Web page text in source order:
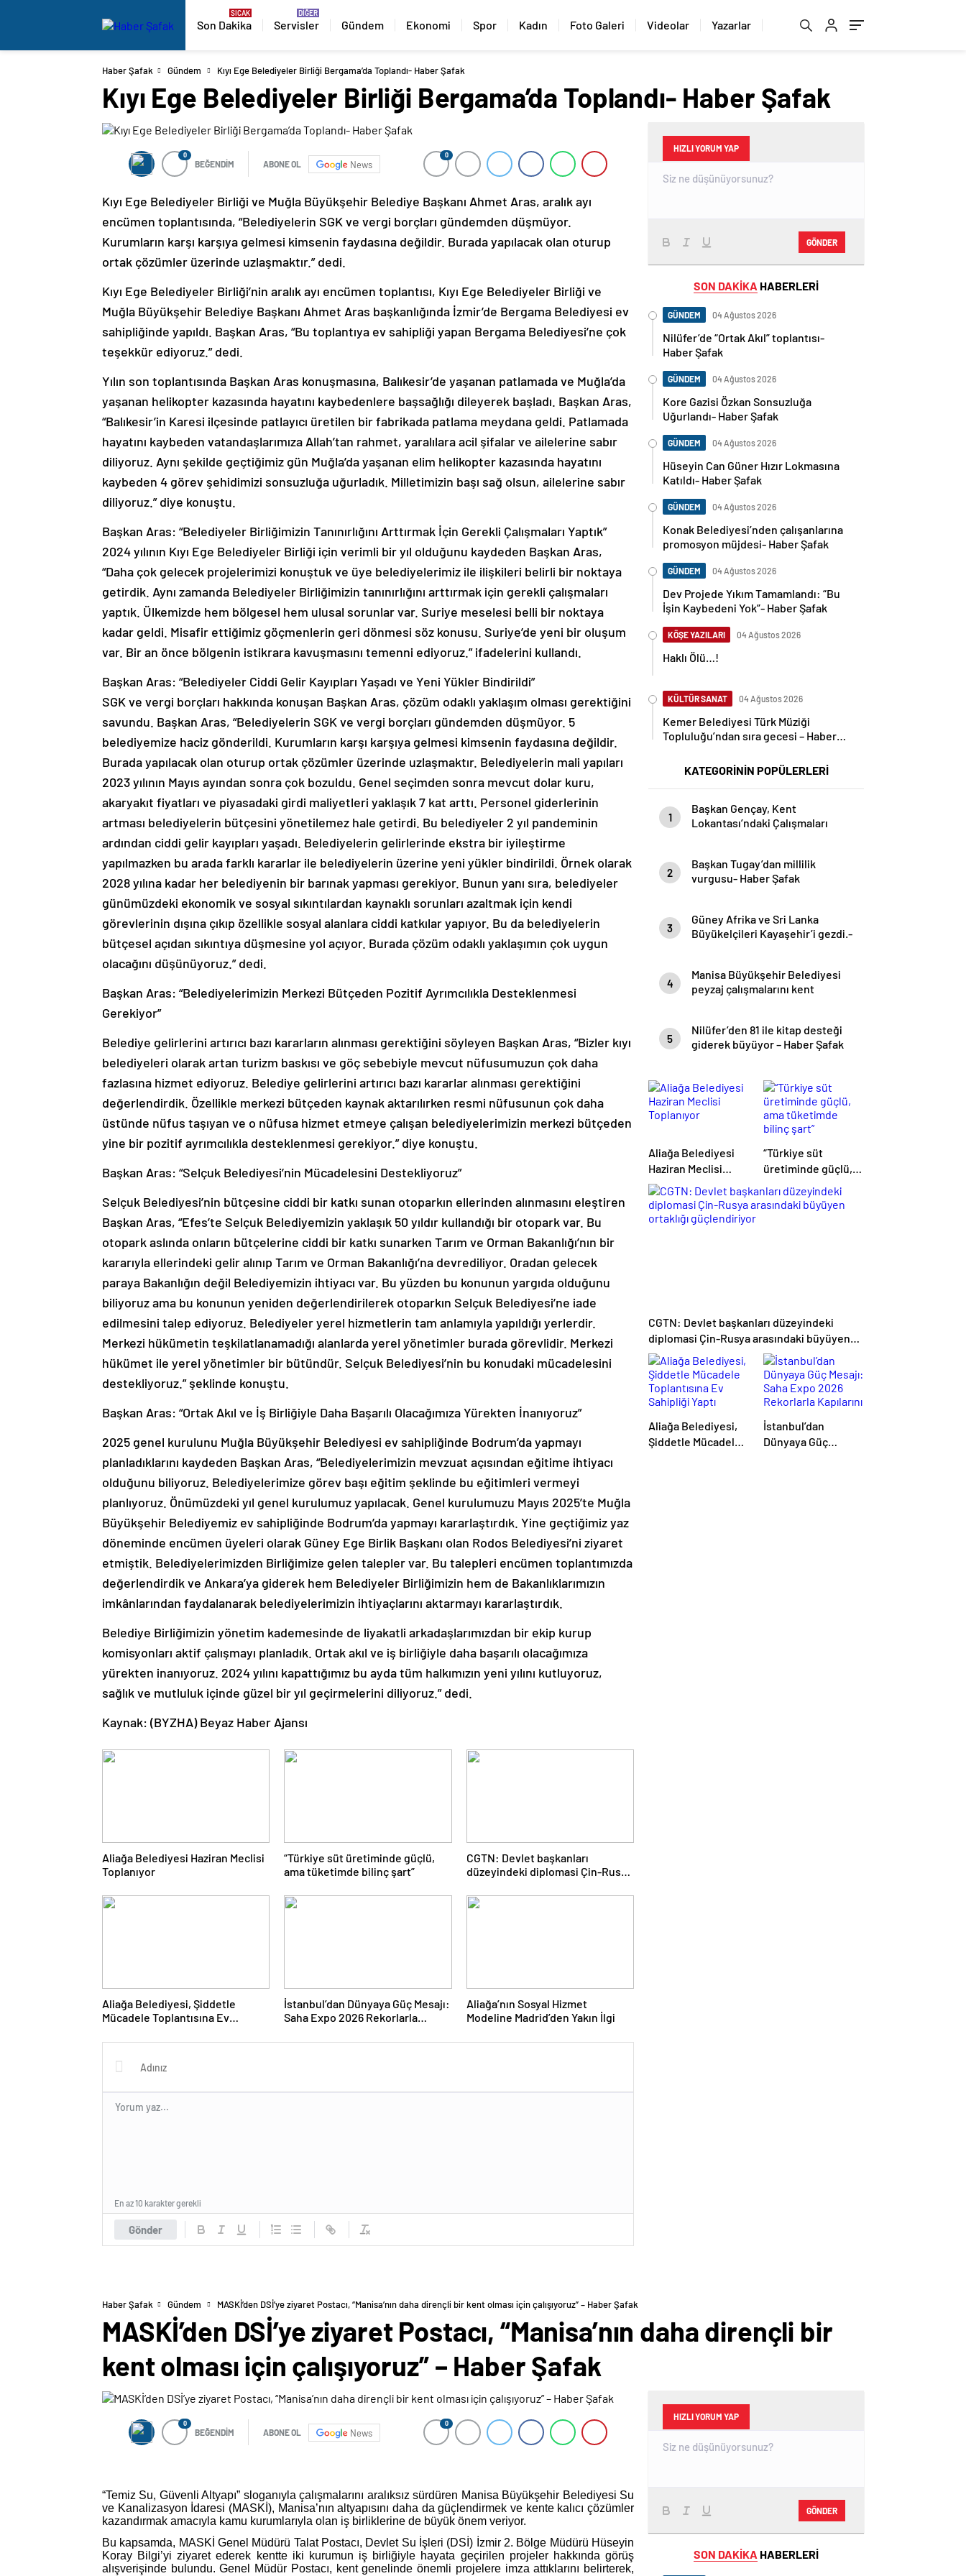
Son Dakika Servisler Gündem Ekonomi Spor Kadın Foto Galeri Videolar Yazarlar
Haber Şafak Gündem Kıyı Ege Belediyeler Birliği Bergama’da Toplandı- Haber Şafak
Kıyı Ege Belediyeler Birliği Bergama’da Toplandı- Haber Şafak
0
BEĞENDİM ABONE OL News
0
Kıyı Ege Belediyeler Birliği ve Muğla Büyükşehir Belediye Başkanı Ahmet Aras, aralık ayı
encümen toplantısında, “Belediyelerin SGK ve vergi borçları gündemden düşmüyor.
Kurumların karşı karşıya gelmesi kimsenin faydasına değildir. Burada yapılacak olan oturup
ortak çözümler üzerinde uzlaşmaktır.” dedi.
Kıyı Ege Belediyeler Birliği’nin aralık ayı encümen toplantısı, Kıyı Ege Belediyeler Birliği ve
Muğla Büyükşehir Belediye Başkanı Ahmet Aras başkanlığında İzmir’de Bergama Belediyesi ev
sahipliğinde yapıldı. Başkan Aras, “Bu toplantıya ev sahipliği yapan Bergama Belediyesi’ne çok
teşekkür ediyoruz.” dedi.
Yılın son toplantısında Başkan Aras konuşmasına, Balıkesir’de yaşanan patlamada ve Muğla’da
yaşanan helikopter kazasında hayatını kaybedenlere başsağlığı dileyerek başladı. Başkan Aras,
“Balıkesir’in Karesi ilçesinde patlayıcı üretilen bir fabrikada patlama meydana geldi. Patlamada
hayatını kaybeden vatandaşlarımıza Allah’tan rahmet, yaralılara acil şifalar ve ailelerine sabır
diliyoruz. Aynı şekilde geçtiğimiz gün Muğla’da yaşanan elim helikopter kazasında hayatını
kaybeden 4 görev şehidimizi sonsuzluğa uğurladık. Milletimizin başı sağ olsun, ailelerine sabır
diliyoruz.” diye konuştu.
Başkan Aras: “Belediyeler Birliğimizin Tanınırlığını Arttırmak İçin Gerekli Çalışmaları Yaptık”
2024 yılının Kıyı Ege Belediyeler Birliği için verimli bir yıl olduğunu kaydeden Başkan Aras,
“Daha çok gelecek projelerimizi konuştuk ve üye belediyelerimiz ile ilişkileri belirli bir noktaya
getirdik. Aynı zamanda Belediyeler Birliğimizin tanınırlığını arttırmak için gerekli çalışmaları
yaptık. Ülkemizde hem bölgesel hem ulusal sorunlar var. Suriye meselesi belli bir noktaya
kadar geldi. Misafir ettiğimiz göçmenlerin geri dönmesi söz konusu. Suriye’de yeni bir oluşum
var. Bir an önce bölgenin istikrara kavuşmasını temenni ediyoruz.” ifadelerini kullandı.
Başkan Aras: “Belediyeler Ciddi Gelir Kayıpları Yaşadı ve Yeni Yükler Bindirildi”
SGK ve vergi borçları hakkında konuşan Başkan Aras, çözüm odaklı yaklaşım olması gerektiğini
savundu. Başkan Aras, “Belediyelerin SGK ve vergi borçları gündemden düşmüyor. 5
belediyemize haciz gönderildi. Kurumların karşı karşıya gelmesi kimsenin faydasına değildir.
Burada yapılacak olan oturup ortak çözümler üzerinde uzlaşmaktır. Belediyelerin mali yapıları
2023 yılının Mayıs ayından sonra çok bozuldu. Genel seçimden sonra mevcut dolar kuru,
akaryakıt fiyatları ve piyasadaki girdi maliyetleri yaklaşık 7 kat arttı. Personel giderlerinin
artması belediyelerin bütçesini yönetilemez hale getirdi. Bu belediyeler 2 yıl pandeminin
ardından ciddi gelir kayıpları yaşadı. Belediyelerin gelirlerinde ekstra bir iyileştirme
yapılmazken bu arada farklı kararlar ile belediyelerin üzerine yeni yükler bindirildi. Örnek olarak
2028 yılına kadar her belediyenin bir barınak yapması gerekiyor. Bunun yanı sıra, belediyeler
günümüzdeki ekonomik ve sosyal sıkıntılardan kaynaklı sorunları azaltmak için kendi
görevlerinin dışına çıkıp özellikle sosyal alanlara ciddi katkılar yapıyor. Bu da belediyelerin
bütçesel açıdan sıkıntıya düşmesine yol açıyor. Burada çözüm odaklı yaklaşımın çok uygun
olacağını düşünüyoruz.” dedi.
Başkan Aras: “Belediyelerimizin Merkezi Bütçeden Pozitif Ayrımcılıkla Desteklenmesi
Gerekiyor”
Belediye gelirlerini artırıcı bazı kararların alınması gerektiğini söyleyen Başkan Aras, “Bizler kıyı
belediyeleri olarak artan turizm baskısı ve göç sebebiyle mevcut nüfusumuzun çok daha
fazlasına hizmet ediyoruz. Belediye gelirlerini artırıcı bazı kararlar alınması gerektiğini
değerlendirdik. Özellikle merkezi bütçeden kaynak aktarılırken resmi nüfusunun çok daha
üstünde nüfus taşıyan ve o nüfusa hizmet etmeye çalışan belediyelerimizin merkezi bütçeden
yine bir pozitif ayrımcılıkla desteklenmesi gerekiyor.” diye konuştu.
Başkan Aras: “Selçuk Belediyesi’nin Mücadelesini Destekliyoruz”
Selçuk Belediyesi’nin bütçesine ciddi bir katkı sunan otoparkın ellerinden alınmasını eleştiren
Başkan Aras, “Efes’te Selçuk Belediyemizin yaklaşık 50 yıldır kullandığı bir otopark var. Bu
otopark aslında onların bütçelerine ciddi bir katkı sunarken Tarım ve Orman Bakanlığı’nın bir
kararıyla ellerindeki gelir alınıp Tarım ve Orman Bakanlığı’na devrediliyor. Oradan gelecek
paraya Bakanlığın değil Belediyemizin ihtiyacı var. Bu yüzden bu konunun yargıda olduğunu
biliyoruz ama bu konunun yeniden değerlendirilerek otoparkın Selçuk Belediyesi’ne iade
edilmesini talep ediyoruz. Belediyeler yerel hizmetlerin tam anlamıyla yapıldığı yerlerdir.
Merkezi hükümetin teşkilatlanamadığı alanlarda yerel yönetimler burada görevlidir. Merkezi
hükümet ile yerel yönetimler bir bütündür. Selçuk Belediyesi’nin bu konudaki mücadelesini
destekliyoruz.” şeklinde konuştu.
Başkan Aras: “Ortak Akıl ve İş Birliğiyle Daha Başarılı Olacağımıza Yürekten İnanıyoruz”
2025 genel kurulunu Muğla Büyükşehir Belediyesi ev sahipliğinde Bodrum’da yapmayı
planladıklarını kaydeden Başkan Aras, “Belediyelerimizin mevzuat açısından eğitime ihtiyacı
olduğunu biliyoruz. Belediyelerimize görev başı eğitim şeklinde bu eğitimleri vermeyi
planlıyoruz. Önümüzdeki yıl genel kurulumuz yapılacak. Genel kurulumuzu Mayıs 2025’te Muğla
Büyükşehir Belediyemiz ev sahipliğinde Bodrum’da yapmayı kararlaştırdık. Yine geçtiğimiz yaz
döneminde encümen üyeleri olarak Güney Ege Birlik Başkanı olan Rodos Belediyesi’ni ziyaret
etmiştik. Belediyelerimizden Birliğimize gelen talepler var. Bu talepleri encümen toplantımızda
değerlendirdik ve Ankara’ya giderek hem Belediyeler Birliğimizin hem de Bakanlıklarımızın
imkânlarından faydalanarak belediyelerimizin ihtiyaçlarını aktarmayı kararlaştırdık.
Belediye Birliğimizin yönetim kademesinde de liyakatli arkadaşlarımızdan bir ekip kurup
komisyonları aktif çalışmayı planladık. Ortak akıl ve iş birliğiyle daha başarılı olacağımıza
yürekten inanıyoruz. 2024 yılını kapattığımız bu ayda tüm halkımızın yeni yılını kutluyoruz,
sağlık ve mutluluk içinde güzel bir yıl geçirmelerini diliyoruz.” dedi.
Kaynak: (BYZHA) Beyaz Haber Ajansı
Aliağa Belediyesi Haziran Meclisi
Toplanıyor
“Türkiye süt üretiminde güçlü,
ama tüketimde bilinç şart”
CGTN: Devlet başkanları
düzeyindeki diplomasi Çin-Rusya
güçlendiriyor
Aliağa Belediyesi, Şiddetle
Mücadele Toplantısına Ev
İstanbul’dan Dünyaya Güç Mesajı:
Saha Expo 2026 Rekorlarla
Aliağa’nın Sosyal Hizmet
Modeline Madrid’den Yakın İlgi
Gönder
En az 10 karakter gerekli
HIZLI YORUM YAP
GÖNDER
SON DAKİKA HABERLERİ
GÜNDEM 04 Ağustos 2026
Nilüfer’de “Ortak Akıl” toplantısı-
Haber Şafak
GÜNDEM 04 Ağustos 2026
Kore Gazisi Özkan Sonsuzluğa
Uğurlandı- Haber Şafak
GÜNDEM 04 Ağustos 2026
Hüseyin Can Güner Hızır Lokmasına
Katıldı- Haber Şafak
GÜNDEM 04 Ağustos 2026
Konak Belediyesi’nden çalışanlarına
promosyon müjdesi- Haber Şafak
GÜNDEM 04 Ağustos 2026
Dev Projede Yıkım Tamamlandı: “Bu
İşin Kaybedeni Yok”- Haber Şafak
KÖŞE YAZILARI 04 Ağustos 2026
Haklı Ölü…!
KÜLTÜR SANAT 04 Ağustos 2026
Kemer Belediyesi Türk Müziği
Topluluğu’ndan sıra gecesi – Haber
KATEGORİNİN POPÜLERLERİ
1
Başkan Gençay, Kent
Lokantası’ndaki Çalışmaları
2
Başkan Tugay’dan millilik
vurgusu- Haber Şafak
3
Güney Afrika ve Sri Lanka
Büyükelçileri Kayaşehir’i gezdi.-
4
Manisa Büyükşehir Belediyesi
peyzaj çalışmalarını kent
5
Nilüfer’den 81 ile kitap desteği
giderek büyüyor – Haber Şafak
Aliağa Belediyesi
Haziran Meclisi
Toplanıyor
“Türkiye süt
üretiminde güçlü,
ama tüketimde
bilinç şart”
CGTN: Devlet başkanları düzeyindeki
diplomasi Çin-Rusya arasındaki büyüyen
ortaklığı güçlendiriyor
Aliağa Belediyesi,
Şiddetle Mücadele
İstanbul’dan
Dünyaya Güç
Haber Şafak Gündem MASKİ’den DSİ’ye ziyaret Postacı, “Manisa’nın daha dirençli bir kent olması için çalışıyoruz” – Haber Şafak
MASKİ’den DSİ’ye ziyaret Postacı, “Manisa’nın daha dirençli bir
kent olması için çalışıyoruz” – Haber Şafak
0
BEĞENDİM ABONE OL News
0
“Temiz Su, Güvenli Altyapı” sloganıyla çalışmalarını aralıksız sürdüren Manisa Büyükşehir Belediyesi Su
ve Kanalizasyon İdaresi (MASKİ), Manisa’nın altyapısını daha da güçlendirmek ve kente kalıcı çözümler
kazandırmak amacıyla kamu kurumlarıyla olan iş birliklerine de büyük önem veriyor.
Bu kapsamda, MASKİ Genel Müdürü Talat Postacı, Devlet Su İşleri (DSİ) İzmir 2. Bölge Müdürü Hüseyin
Koray Bilgi’yi ziyaret ederek kentte iki kurumun iş birliğiyle hayata geçirilen projeler hakkında görüş
alışverişinde bulundu. Genel Müdür Postacı, kent genelinde önemli projelere imza attıklarını belirterek,
HIZLI YORUM YAP
GÖNDER
SON DAKİKA HABERLERİ